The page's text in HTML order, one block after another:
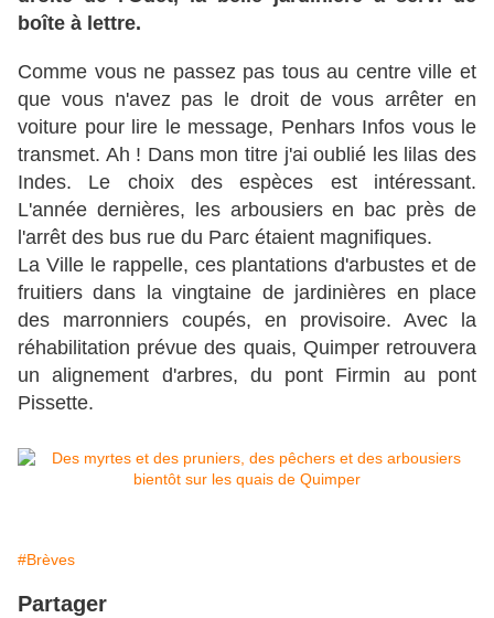
boîte à lettre.
Comme vous ne passez pas tous au centre ville et
que vous n'avez pas le droit de vous arrêter en
voiture pour lire le message, Penhars Infos vous le
transmet. Ah ! Dans mon titre j'ai oublié les lilas des
Indes. Le choix des espèces est intéressant.
L'année dernières, les arbousiers en bac près de
l'arrêt des bus rue du Parc étaient magnifiques.
La Ville le rappelle, ces plantations d'arbustes et de
fruitiers dans la vingtaine de jardinières en place
des marronniers coupés, en provisoire. Avec la
réhabilitation prévue des quais, Quimper retrouvera
un alignement d'arbres, du pont Firmin au pont
Pissette.
#Brèves
Partager